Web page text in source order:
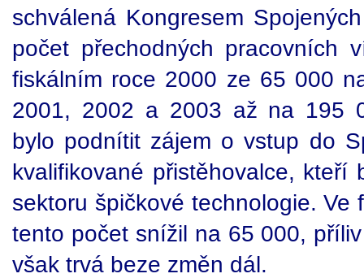
schválená Kongresem
počet přechodných pracovních
fiskálním roce 2000 ze 65 000
2001, 2002 a 2003 až na 195
bylo podnítit zájem o vstup do
kvalifikované přistěhovalce,
sektoru špičkové technologie.
tento počet snížil na 65 000,
však trvá beze změn dál.